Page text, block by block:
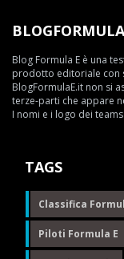
Blog Formula E è una
prodotto editoriale con
BlogFormulaE.it non si
terze-parti che appare
I nomi e i logo dei
TAGS
Classifica
Piloti Formula E